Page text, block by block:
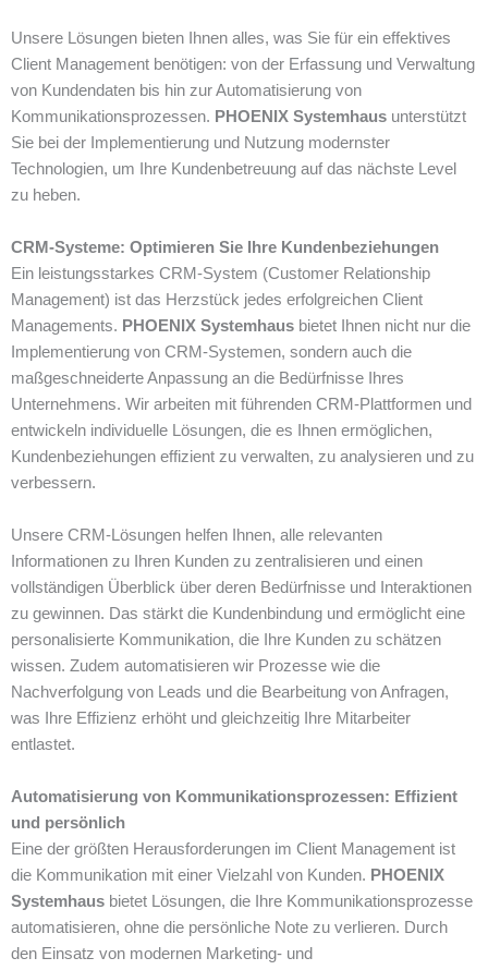
Unsere Lösungen bieten Ihnen alles, was Sie für ein effektives
Client Management benötigen: von der Erfassung und Verwaltung
von Kundendaten bis hin zur Automatisierung von
Kommunikationsprozessen. PHOENIX Systemhaus unterstützt
Sie bei der Implementierung und Nutzung modernster
Technologien, um Ihre Kundenbetreuung auf das nächste Level
zu heben.
CRM-Systeme: Optimieren Sie Ihre Kundenbeziehungen
Ein leistungsstarkes CRM-System (Customer Relationship
Management) ist das Herzstück jedes erfolgreichen Client
Managements. PHOENIX Systemhaus bietet Ihnen nicht nur die
Implementierung von CRM-Systemen, sondern auch die
maßgeschneiderte Anpassung an die Bedürfnisse Ihres
Unternehmens. Wir arbeiten mit führenden CRM-Plattformen und
entwickeln individuelle Lösungen, die es Ihnen ermöglichen,
Kundenbeziehungen effizient zu verwalten, zu analysieren und zu
verbessern.
Unsere CRM-Lösungen helfen Ihnen, alle relevanten
Informationen zu Ihren Kunden zu zentralisieren und einen
vollständigen Überblick über deren Bedürfnisse und Interaktionen
zu gewinnen. Das stärkt die Kundenbindung und ermöglicht eine
personalisierte Kommunikation, die Ihre Kunden zu schätzen
wissen. Zudem automatisieren wir Prozesse wie die
Nachverfolgung von Leads und die Bearbeitung von Anfragen,
was Ihre Effizienz erhöht und gleichzeitig Ihre Mitarbeiter
entlastet.
Automatisierung von Kommunikationsprozessen: Effizient
und persönlich
Eine der größten Herausforderungen im Client Management ist
die Kommunikation mit einer Vielzahl von Kunden. PHOENIX
Systemhaus bietet Lösungen, die Ihre Kommunikationsprozesse
automatisieren, ohne die persönliche Note zu verlieren. Durch
den Einsatz von modernen Marketing- und